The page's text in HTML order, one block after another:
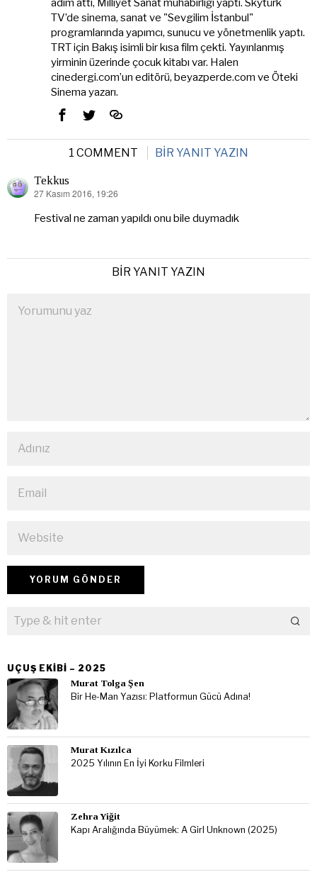
adım attı, Milliyet Sanat muhabirliği yaptı. Skytürk
TV’de sinema, sanat ve "Sevgilim İstanbul"
programlarında yapımcı, sunucu ve yönetmenlik yaptı.
TRT için Bakış isimli bir kısa film çekti. Yayınlanmış
yirminin üzerinde çocuk kitabı var. Halen
cinedergi.com’un editörü, beyazperde.com ve Öteki
Sinema yazarı.
1 COMMENT BIR YANIT YAZIN
Tekkus
dedi
27 Kasım 2016, 19:26
Festival ne zaman yapıldı onu bile duymadık
BIR YANIT YAZIN
UÇUŞ EKIBI – 2025
Murat Tolga Şen
Bir He-Man Yazısı: Platformun Gücü Adına!
Murat Kızılca
2025 Yılının En İyi Korku Filmleri
Zehra Yiğit
Kapı Aralığında Büyümek: A Girl Unknown (2025)